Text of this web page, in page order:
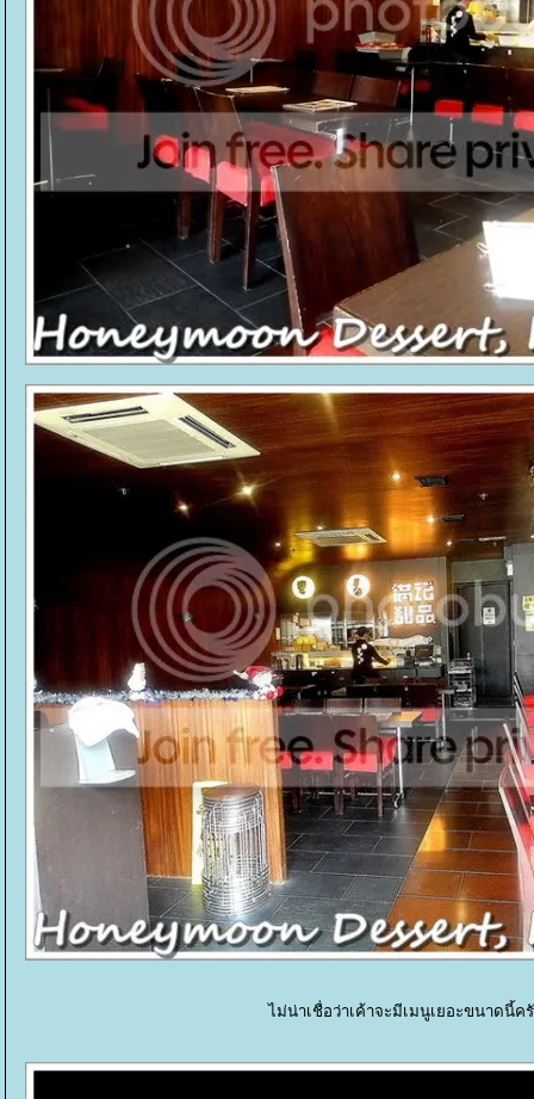
ไม่น่าเชื่อว่าเค้าจะมีเมนูเยอะขนาดนี้ค